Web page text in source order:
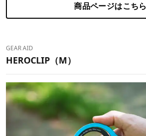
商品ページはこちら
GEAR AID
HEROCLIP（M）